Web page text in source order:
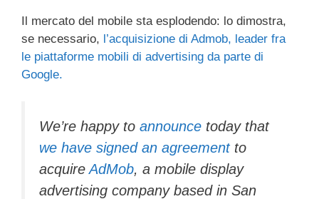
Il mercato del mobile sta esplodendo: lo dimostra,
se necessario, l’acquisizione di Admob, leader fra
le piattaforme mobili di advertising da parte di
Google.
We’re happy to announce today that
we have signed an agreementto
acquireAdMob, a mobile display
advertising company based in San